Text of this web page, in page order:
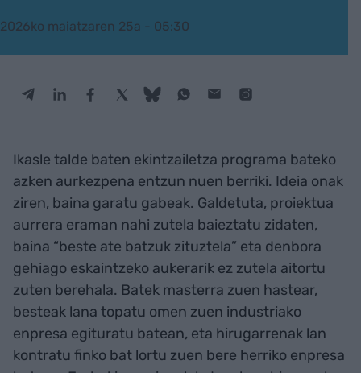
2026ko maiatzaren 25a - 05:30
Ikasle talde baten ekintzailetza programa bateko
azken aurkezpena entzun nuen berriki. Ideia onak
ziren, baina garatu gabeak. Galdetuta, proiektua
aurrera eraman nahi zutela baieztatu zidaten,
baina “beste ate batzuk zituztela” eta denbora
gehiago eskaintzeko aukerarik ez zutela aitortu
zuten berehala. Batek masterra zuen hastear,
besteak lana topatu omen zuen industriako
enpresa egituratu batean, eta hirugarrenak lan
kontratu finko bat lortu zuen bere herriko enpresa